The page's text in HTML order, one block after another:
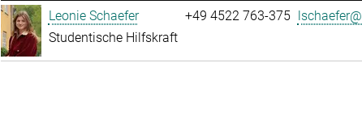
Leonie Schaefer
Studentische Hilfskraft
+49 4522 763-375